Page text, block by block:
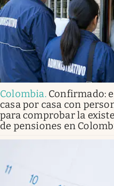
Colombia. Confirmado:
casa por casa con
para comprobar la
de pensiones en